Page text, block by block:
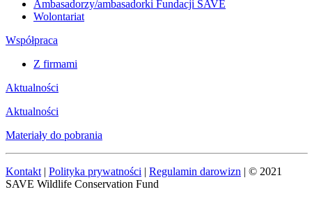
Ambasadorzy/ambasadorki Fundacji SAVE
Wolontariat
Współpraca
Z firmami
Aktualności
Aktualności
Materiały do pobrania
Kontakt | Polityka prywatności | Regulamin darowizn | © 2021
SAVE Wildlife Conservation Fund